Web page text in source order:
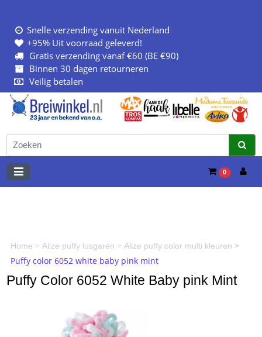
Snelle verzending vanuit Nederland
+95% Uit voorraad geleverd!
Gratis verzending vanaf €60 (BE €90)
Binnen 30 dagen retourneren
Veilig betalen
0
Home >Alize puffy lusgaren >Alize puffy color multi kleuren >
Puffy color 6052 white baby pink mint
Puffy Color 6052 White Baby pink Mint